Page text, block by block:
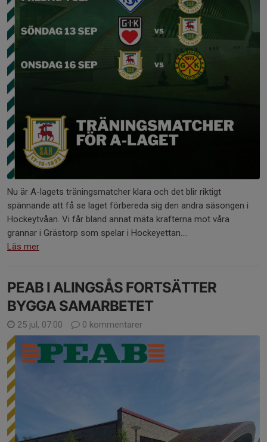
Nu är A-lagets träningsmatcher klara och det blir riktigt
spännande att få se laget förbereda sig den andra säsongen i
Hockeytvåan. Vi får bland annat mäta krafterna mot våra
grannar i Grästorp som spelar i Hockeyettan....
Läs mer
PEAB I ALINGSÅS FORTSÄTTER
BYGGA SAMARBETET
25 jul, 07:00 0 kommentarer